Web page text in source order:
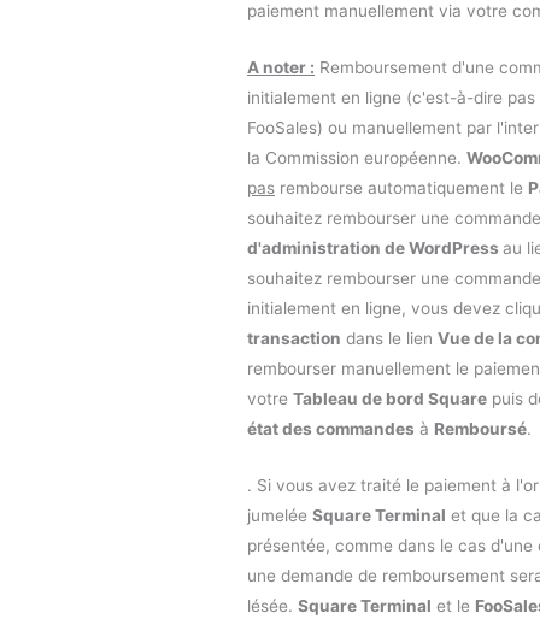
paiement manuellement via votre
A noter : Remboursement d'une
initialement en ligne (c'est-à-dire
FooSales) ou manuellement par
la Commission européenne.
pas rembourse automatiquement le
souhaitez rembourser une
d'administration de WordPress au
souhaitez rembourser une
initialement en ligne, vous devez
transaction dans le lien Vue de la
rembourser manuellement le
votre Tableau de bord Square puis
état des commandes à Remboursé.
. Si vous avez traité le paiement à
jumelée Square Terminal et que la
présentée, comme dans le cas
une demande de remboursement
lésée. Square Terminal et le